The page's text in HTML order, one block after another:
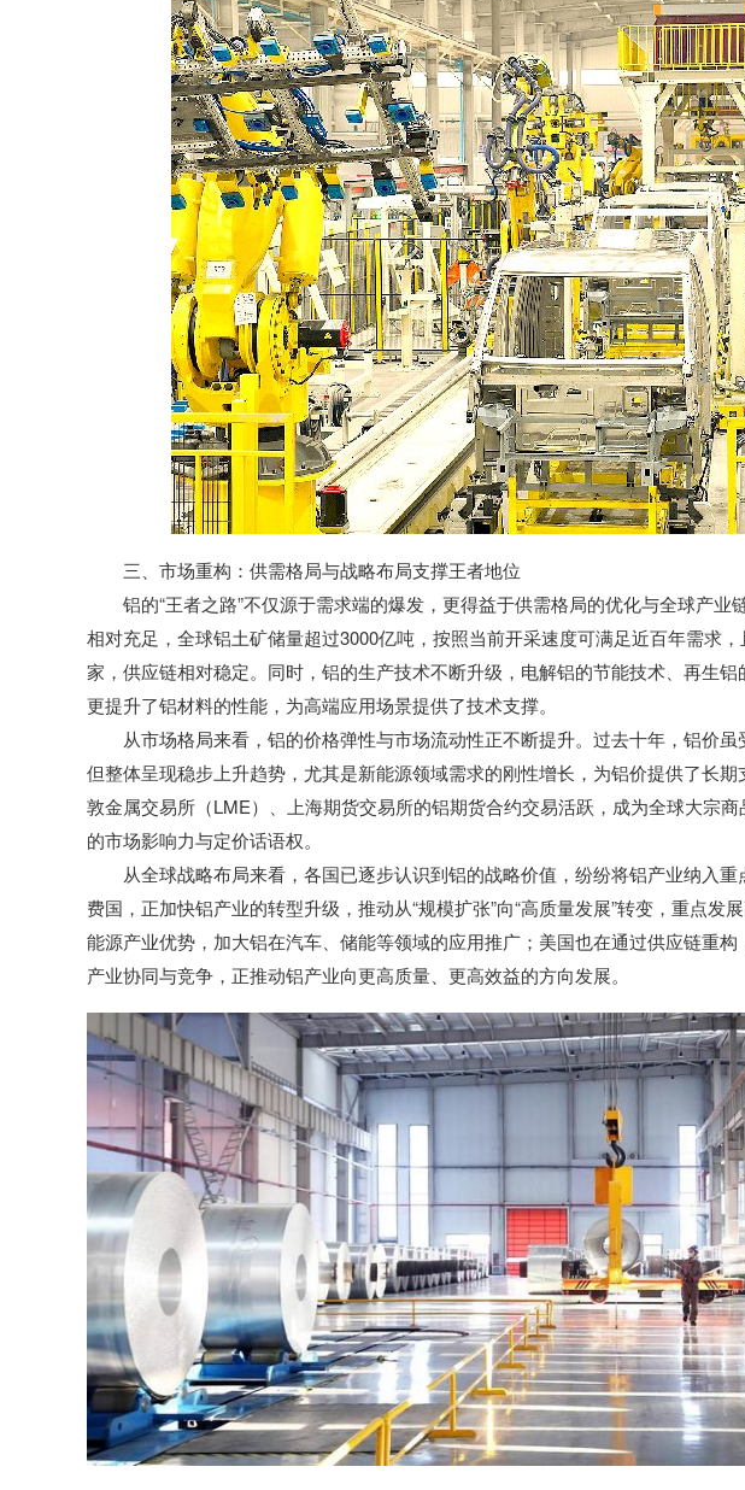
三、市场重构：供需格局与战略布局支撑王者地位
铝的“王者之路”不仅源于需求端的爆发，更得益于供需格局的优化与全球产
相对充足，全球铝土矿储量超过3000亿吨，按照当前开采速度可满足近百年需求
家，供应链相对稳定。同时，铝的生产技术不断升级，电解铝的节能技术、再生
更提升了铝材料的性能，为高端应用场景提供了技术支撑。
从市场格局来看，铝的价格弹性与市场流动性正不断提升。过去十年，铝价
但整体呈现稳步上升趋势，尤其是新能源领域需求的刚性增长，为铝价提供了长
敦金属交易所（LME）、上海期货交易所的铝期货合约交易活跃，成为全球大宗
的市场影响力与定价话语权。
从全球战略布局来看，各国已逐步认识到铝的战略价值，纷纷将铝产业纳入
费国，正加快铝产业的转型升级，推动从“规模扩张”向“高质量发展”转变，重点发
能源产业优势，加大铝在汽车、储能等领域的应用推广；美国也在通过供应链重
产业协同与竞争，正推动铝产业向更高质量、更高效益的方向发展。